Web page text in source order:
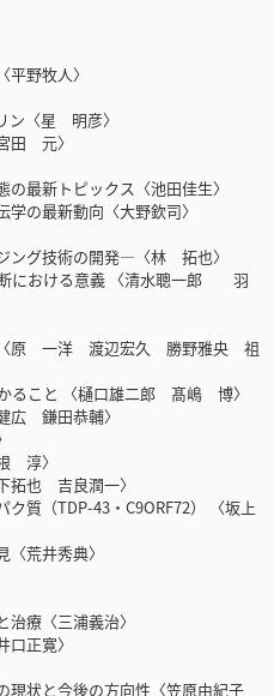
野牧人〉
ン〈星 明彦〉
田 元〉
最新トピックス〈池田佳生〉
の最新動向〈大野欽司〉
グ技術の開発―〈林 拓也〉
における意義 〈清水聰一郎 羽
〈原 一洋 渡辺宏久 勝野雅央 祖
ること 〈樋口雄二郎 髙嶋 博〉
広 鎌田恭輔〉
淳〉
拓也 吉良潤一〉
質（TDP-43・C9ORF72） 〈坂上
荒井秀典〉
療〈三浦義治〉
正寛〉
状と今後の方向性〈笠原由紀子